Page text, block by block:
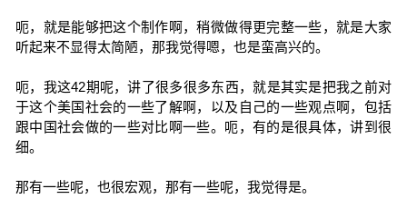
呃，就是能够把这个制作啊，稍微做得更完整一些，就是大家
听起来不显得太简陋，那我觉得嗯，也是蛮高兴的。
呃，我这42期呢，讲了很多很多东西，就是其实是把我之前对
于这个美国社会的一些了解啊，以及自己的一些观点啊，包括
跟中国社会做的一些对比啊一些。呃，有的是很具体，讲到很
细。
那有一些呢，也很宏观，那有一些呢，我觉得是。